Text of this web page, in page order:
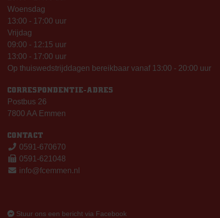
Woensdag
13:00 - 17:00 uur
Vrijdag
09:00 - 12:15 uur
13:00 - 17:00 uur
Op thuiswedstrijddagen bereikbaar vanaf 13:00 - 20:00 uur
CORRESPONDENTIE-ADRES
Postbus 26
7800 AA Emmen
CONTACT
0591-670670
0591-621048
info@fcemmen.nl
Stuur ons een bericht via Facebook